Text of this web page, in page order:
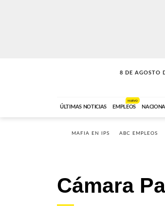
8 DE AGOSTO
CONEXIÓN
ÚLTIMAS NOTICIAS EMPLEOS
NUEVO
MAFIA EN IPS ABC EMPLEOS
Cámara